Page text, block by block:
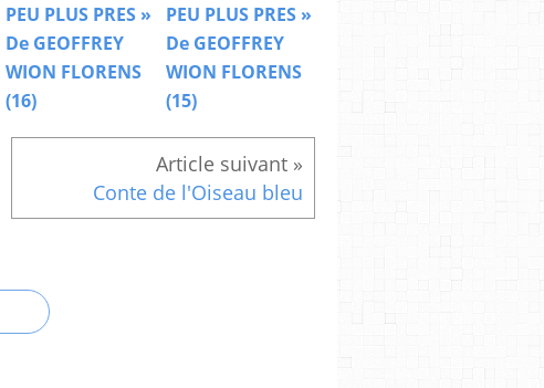
PEU PLUS PRES »
De GEOFFREY
WION FLORENS
(16)
PEU PLUS PRES »
De GEOFFREY
WION FLORENS
(15)
Conte de l'Oiseau bleu